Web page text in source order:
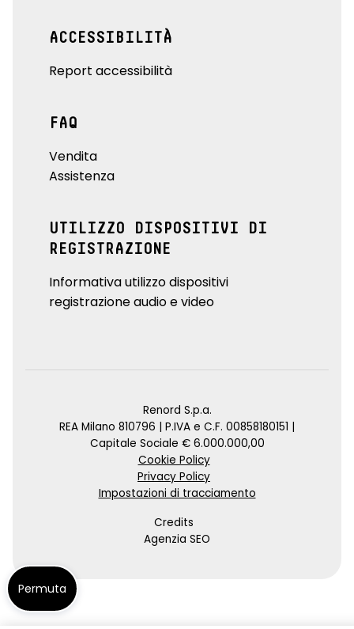
ACCESSIBILITÀ
Report accessibilità
FAQ
Vendita
Assistenza
UTILIZZO DISPOSITIVI DI
REGISTRAZIONE
Informativa utilizzo dispositivi
registrazione audio e video
Renord S.p.a.
REA Milano 810796 | P.IVA e C.F. 00858180151 |
Capitale Sociale € 6.000.000,00
Cookie Policy
Privacy Policy
Impostazioni di tracciamento
Credits
Agenzia SEO
Permuta